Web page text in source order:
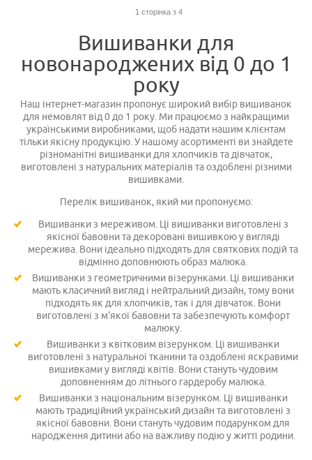
1 сторінка з 4
Вишиванки для
новонароджених від 0 до 1
року
Наш інтернет-магазин пропонує широкий вибір вишиванок
для немовлят від 0 до 1 року. Ми працюємо з найкращими
українськими виробниками, щоб надати нашим клієнтам
тільки якісну продукцію. У нашому асортименті ви знайдете
різноманітні вишиванки для хлопчиків та дівчаток,
виготовлені з натуральних матеріалів та оздоблені різними
вишивками.
Перелік вишиванок, який ми пропонуємо:
Вишиванки з мереживом. Ці вишиванки виготовлені з
якісної бавовни та декоровані вишивкою у вигляді
мережива. Вони ідеально підходять для святкових подій та
відмінно доповнюють образ малюка.
Вишиванки з геометричними візерунками. Ці вишиванки
мають класичний вигляд і нейтральний дизайн, тому вони
підходять як для хлопчиків, так і для дівчаток. Вони
виготовлені з м'якої бавовни та забезпечують комфорт
малюку.
Вишиванки з квітковим візерунком. Ці вишиванки
виготовлені з натуральної тканини та оздоблені яскравими
вишивками у вигляді квітів. Вони стануть чудовим
доповненням до літнього гардеробу малюка.
Вишиванки з національним візерунком. Ці вишиванки
мають традиційний український дизайн та виготовлені з
якісної бавовни. Вони стануть чудовим подарунком для
народження дитини або на важливу подію у житті родини.